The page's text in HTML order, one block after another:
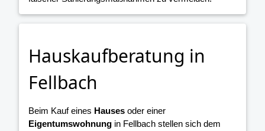
Hauskaufberatung in
Fellbach
Beim Kauf eines Hauses oder einer
Eigentumswohnung in Fellbach stellen sich dem